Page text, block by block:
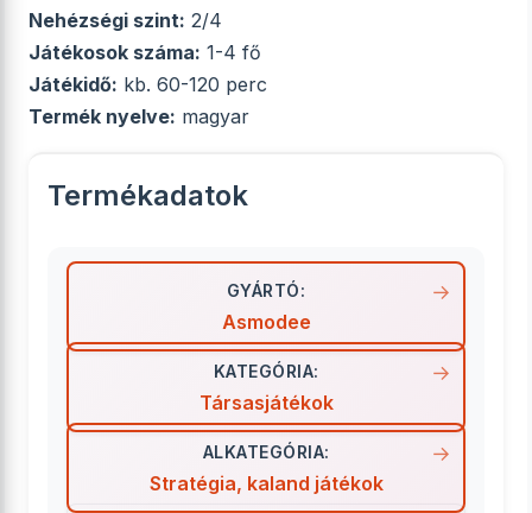
Nehézségi szint: 2/4
Játékosok száma: 1-4 fő
Játékidő: kb. 60-120 perc
Termék nyelve: magyar
Termékadatok
GYÁRTÓ:
Asmodee
KATEGÓRIA:
Társasjátékok
ALKATEGÓRIA:
Stratégia, kaland játékok